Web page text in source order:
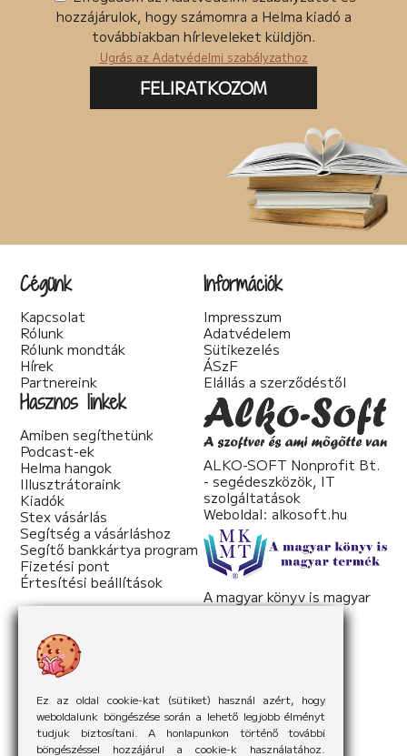
Ez az oldal cookie-kat (sütiket) használ azért, hogy
weboldalunk böngészése során a lehető legjobb élményt
tudjuk biztosítani. A honlapunkon történő további
böngészéssel hozzájárul a cookie-k használatához.
hozzájárulok, hogy számomra a Helma kiadó a
továbbiakban hírleveleket küldjön.
Ugrás az Adatvédelmi szabályzathoz
FELIRATKOZOM
Cégünk
Kapcsolat
Rólunk
Rólunk mondták
Hírek
Partnereink
Információk
Impresszum
Adatvédelem
Sütikezelés
ÁSzF
Elállás a szerződéstől
Hasznos linkek
Amiben segíthetünk
Podcast-ek
Helma hangok
Illusztrátoraink
Kiadók
Stex vásárlás
Segítség a vásárláshoz
Segítő bankkártya program
Fizetési pont
Értesítési beállítások
ALKO-SOFT Nonprofit Bt.
- segédeszközök, IT
szolgáltatások
Weboldal: alkosoft.hu
A magyar könyv is magyar
termék